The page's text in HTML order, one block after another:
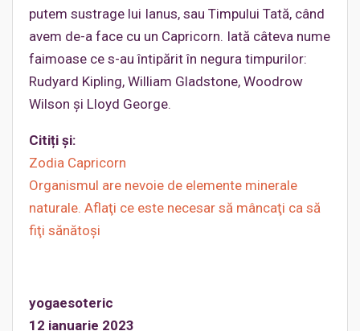
putem sustrage lui Ianus, sau Timpului Tată, când
avem de-a face cu un Capricorn. Iată câteva nume
faimoase ce s-au întipărit în negura timpurilor:
Rudyard Kipling, William Gladstone, Woodrow
Wilson și Lloyd George.
Citiți și:
Zodia Capricorn
Organismul are nevoie de elemente minerale
naturale. Aflaţi ce este necesar să mâncaţi ca să
fiţi sănătoşi
yogaesoteric
12 ianuarie 2023